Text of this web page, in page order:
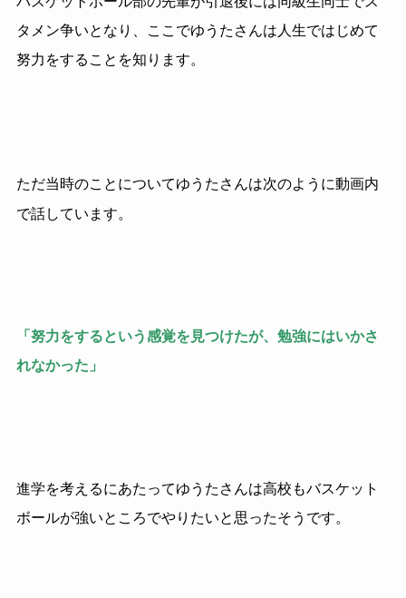
タメン争いとなり、ここでゆうたさんは人生ではじめて
努力をすることを知ります。
ただ当時のことについてゆうたさんは次のように動画内
で話しています。
「努力をするという感覚を見つけたが、勉強にはいかさ
れなかった」
進学を考えるにあたってゆうたさんは高校もバスケット
ボールが強いところでやりたいと思ったそうです。